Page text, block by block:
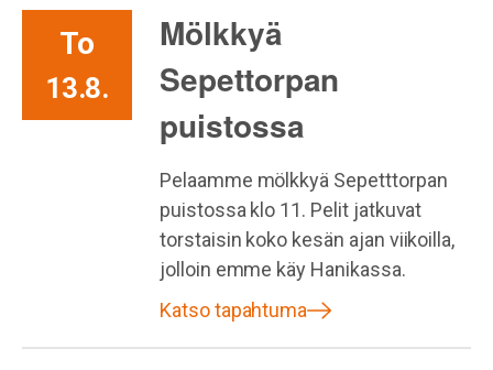
To
13.8.
Mölkkyä
Sepettorpan
puistossa
Pelaamme mölkkyä Sepetttorpan
puistossa klo 11. Pelit jatkuvat
torstaisin koko kesän ajan viikoilla,
jolloin emme käy Hanikassa.
Katso tapahtuma